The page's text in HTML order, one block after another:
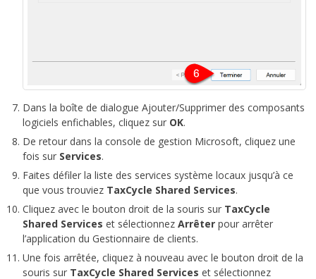
Dans la boîte de dialogue Ajouter/Supprimer des composants
logiciels enfichables, cliquez sur OK.
De retour dans la console de gestion Microsoft, cliquez une
fois sur Services.
Faites défiler la liste des services système locaux jusqu’à ce
que vous trouviez TaxCycle Shared Services.
Cliquez avec le bouton droit de la souris sur TaxCycle
Shared Services et sélectionnez Arrêter pour arrêter
l’application du Gestionnaire de clients.
Une fois arrêtée, cliquez à nouveau avec le bouton droit de la
souris sur TaxCycle Shared Services et sélectionnez